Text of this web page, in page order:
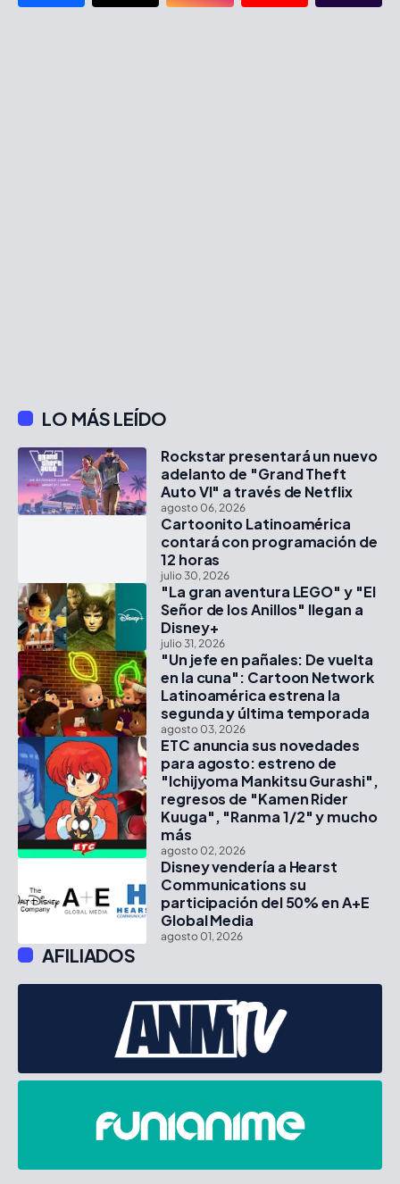
LO MÁS LEÍDO
Rockstar presentará un nuevo
adelanto de "Grand Theft
Auto VI" a través de Netflix
agosto 06, 2026
Cartoonito Latinoamérica
contará con programación de
12 horas
julio 30, 2026
"La gran aventura LEGO" y "El
Señor de los Anillos" llegan a
Disney+
julio 31, 2026
"Un jefe en pañales: De vuelta
en la cuna": Cartoon Network
Latinoamérica estrena la
segunda y última temporada
agosto 03, 2026
ETC anuncia sus novedades
para agosto: estreno de
"Ichijyoma Mankitsu Gurashi",
regresos de "Kamen Rider
Kuuga", "Ranma 1/2" y mucho
más
agosto 02, 2026
Disney vendería a Hearst
Communications su
participación del 50% en A+E
Global Media
agosto 01, 2026
AFILIADOS